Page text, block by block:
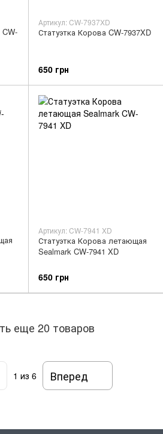
Артикул: CW-7937XD
Статуэтка Корова CW-7937XD
650 грн
Артикул: CW-7941 XD
Статуэтка Корова летающая
Sealmark CW-7941 XD
650 грн
еще 20 товаров
1 из 6 Вперед